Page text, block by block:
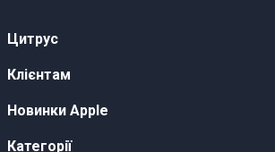
Цитрус
Кар’єра
Клієнтам
Публічні оферти
Новинки Apple
iPhone 17
Категорії